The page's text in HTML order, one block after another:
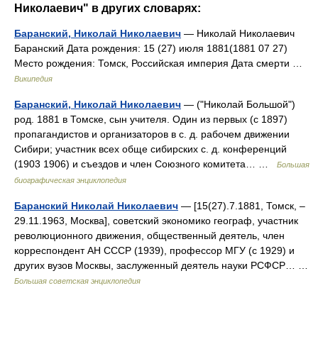
Николаевич" в других словарях:
Баранский, Николай Николаевич — Николай Николаевич
Баранский Дата рождения: 15 (27) июля 1881(1881 07 27)
Место рождения: Томск, Российская империя Дата смерти …
Википедия
Баранский, Николай Николаевич — ("Николай Большой")
род. 1881 в Томске, сын учителя. Один из первых (с 1897)
пропагандистов и организаторов в с. д. рабочем движении
Сибири; участник всех обще сибирских с. д. конференций
(1903 1906) и съездов и член Союзного комитета… …
Большая
биографическая энциклопедия
Баранский Николай Николаевич — [15(27).7.1881, Томск, ‒
29.11.1963, Москва], советский экономико географ, участник
революционного движения, общественный деятель, член
корреспондент АН СССР (1939), профессор МГУ (с 1929) и
других вузов Москвы, заслуженный деятель науки РСФСР… …
Большая советская энциклопедия